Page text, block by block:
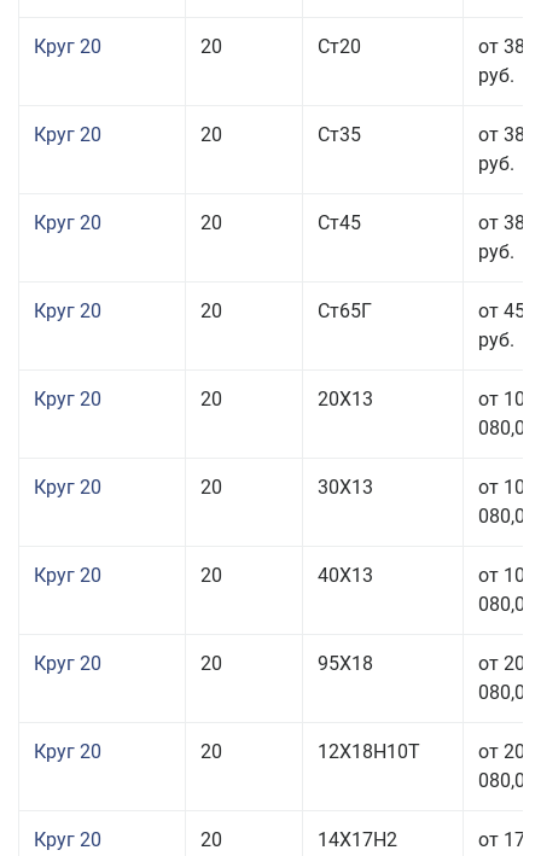
Круг 20 20 Ст20
от 38
руб.
Круг 20 20 Ст35
от 38
руб.
Круг 20 20 Ст45
от 38
руб.
Круг 20 20 Ст65Г
от 45
руб.
Круг 20 20 20Х13
от 103
080,00
Круг 20 20 30Х13
от 103
080,00
Круг 20 20 40Х13
от 103
080,00
Круг 20 20 95Х18
от 208
080,00
Круг 20 20 12Х18Н10Т
от 209
080,00
Круг 20 20 14Х17Н2
от 175